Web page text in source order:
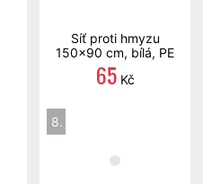
Síť proti hmyzu
150x90 cm, bílá, PE
65Kč
8.